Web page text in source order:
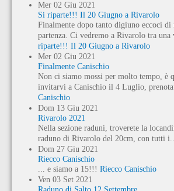
Mer 02 Giu 2021
Si riparte!!! Il 20 Giugno a Rivarolo
Finalmente dopo tanto digiuno eccoci
partenza. Ci vedremo a Rivarolo tra una
riparte!!! Il 20 Giugno a Rivarolo
Mer 02 Giu 2021
Finalmente Canischio
Non ci siamo mossi per molto tempo, è
invitarvi a Canischio il 4 Luglio,
Canischio
Dom 13 Giu 2021
Rivarolo 2021
Nella sezione raduni, troverete la
raduno di Rivarolo del 20cm, con tutti
Dom 27 Giu 2021
Riecco Canischio
... e siamo a 15!!! Riecco Canischio
Ven 03 Set 2021